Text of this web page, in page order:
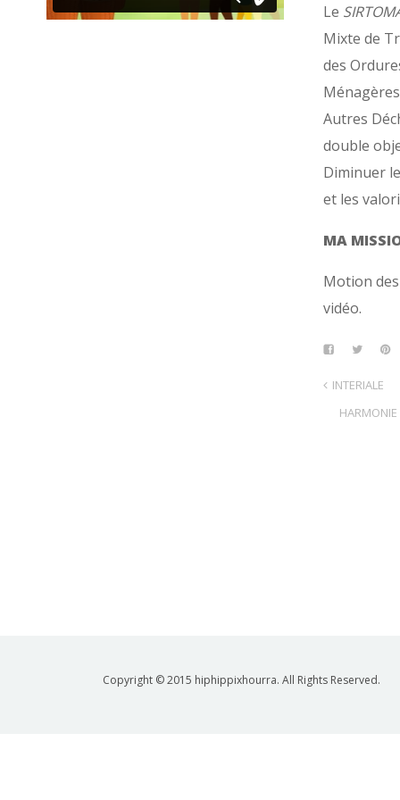
Le
Mixte de
des
Autres
double
Diminuer
et les
MA
Motion
vidéo.
INTERIALE
Copyright © 2015 hiphippixhourra. All Rights Reserved.